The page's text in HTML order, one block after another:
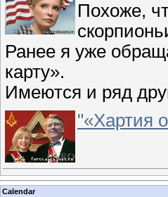
Похоже,
Ранее я уже
карту».
Имеются и ряд
"«Хартия
Calendar